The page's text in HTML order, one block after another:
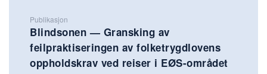
Publikasjon
Blindsonen — Gransking av
feilpraktiseringen av folketrygdlovens
oppholdskrav ved reiser i EØS-området